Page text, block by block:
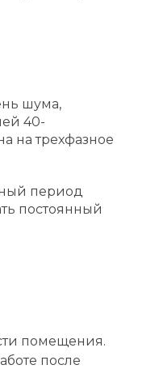
шума,
40-
на трехфазное
период
постоянный
помещения.
после